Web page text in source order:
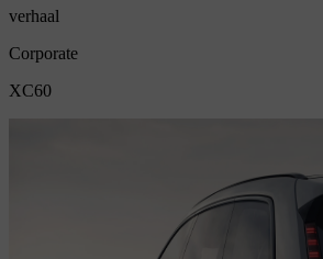
verhaal
Corporate
XC60